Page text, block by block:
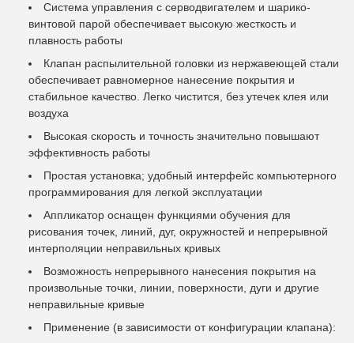
Система управления с серводвигателем и шарико-
винтовой парой обеспечивает высокую жесткость и
плавность работы
Клапан распылительной головки из нержавеющей стали
обеспечивает равномерное нанесение покрытия и
стабильное качество. Легко чистится, без утечек клея или
воздуха
Высокая скорость и точность значительно повышают
эффективность работы
Простая установка; удобный интерфейс компьютерного
программирования для легкой эксплуатации
Аппликатор оснащен функциями обучения для
рисования точек, линий, дуг, окружностей и непрерывной
интерполяции неправильных кривых
Возможность непрерывного нанесения покрытия на
произвольные точки, линии, поверхности, дуги и другие
неправильные кривые
Применение (в зависимости от конфигурации клапана):